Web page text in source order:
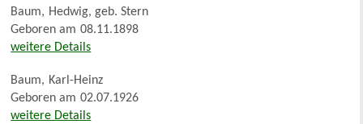
Baum, Hedwig, geb. Stern
Geboren am 08.11.1898
weitere Details
Baum, Karl-Heinz
Geboren am 02.07.1926
weitere Details